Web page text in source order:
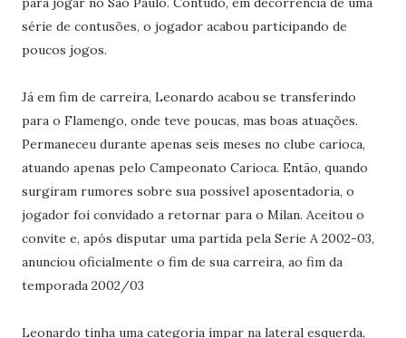
série de contusões, o jogador acabou participando de
poucos jogos.
Já em fim de carreira, Leonardo acabou se transferindo
para o Flamengo, onde teve poucas, mas boas atuações.
Permaneceu durante apenas seis meses no clube carioca,
atuando apenas pelo Campeonato Carioca. Então, quando
surgiram rumores sobre sua possível aposentadoria, o
jogador foi convidado a retornar para o Milan. Aceitou o
convite e, após disputar uma partida pela Serie A 2002-03,
anunciou oficialmente o fim de sua carreira, ao fim da
temporada 2002/03
Leonardo tinha uma categoria ímpar na lateral esquerda,